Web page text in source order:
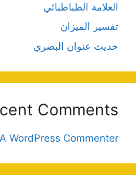
العلامة الطباطبائي
تفسير الميزان
حديث عنوان البصري
Comments
A WordPress Commenter